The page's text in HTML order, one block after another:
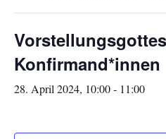
Konfirmand*innen
28. April 2024, 10:00- 11:00